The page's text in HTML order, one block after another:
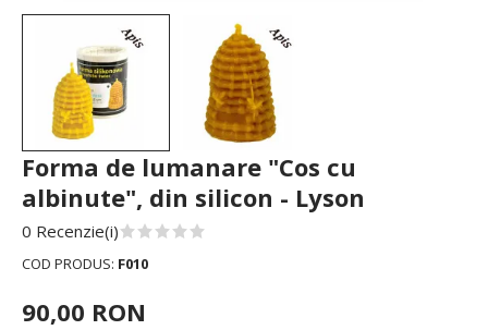
Forma de lumanare "Cos cu
albinute", din silicon - Lyson
0 Recenzie(i)
COD PRODUS: F010
90,00 RON